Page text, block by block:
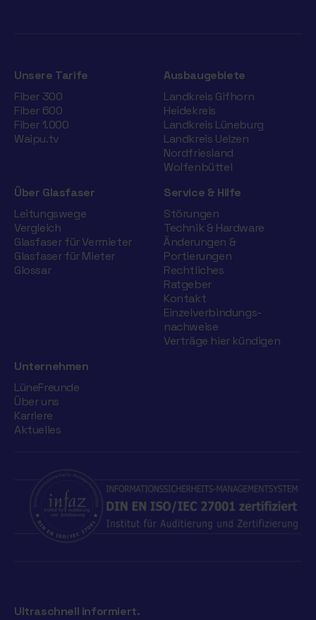
Unsere Tarife
Fiber 300
Fiber 600
Fiber 1.000
Waipu.tv
Ausbaugebiete
Landkreis Gifhorn
Heidekreis
Landkreis Lüneburg
Landkreis Uelzen
Nordfriesland
Wolfenbüttel
Über Glasfaser
Leitungswege
Vergleich
Glasfaser für Vermieter
Glasfaser für Mieter
Glossar
Service & Hilfe
Störungen
Technik & Hardware
Änderungen &
Portierungen
Rechtliches
Ratgeber
Kontakt
Einzelverbindungs­
nachweise
Verträge hier kündigen
Unternehmen
LüneFreunde
Über uns
Karriere
Aktuelles
Ultraschnell informiert.